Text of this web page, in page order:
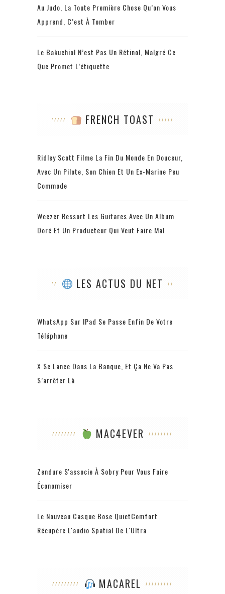
Au Judo, La Toute Première Chose Qu’on Vous
Apprend, C’est À Tomber
Le Bakuchiol N’est Pas Un Rétinol, Malgré Ce
Que Promet L’étiquette
FRENCH TOAST
Ridley Scott Filme La Fin Du Monde En Douceur,
Avec Un Pilote, Son Chien Et Un Ex-Marine Peu
Commode
Weezer Ressort Les Guitares Avec Un Album
Doré Et Un Producteur Qui Veut Faire Mal
LES ACTUS DU NET
WhatsApp Sur IPad Se Passe Enfin De Votre
Téléphone
X Se Lance Dans La Banque, Et Ça Ne Va Pas
S’arrêter Là
MAC4EVER
Zendure S'associe À Sobry Pour Vous Faire
Économiser
Le Nouveau Casque Bose QuietComfort
Récupère L'audio Spatial De L'Ultra
MACAREL